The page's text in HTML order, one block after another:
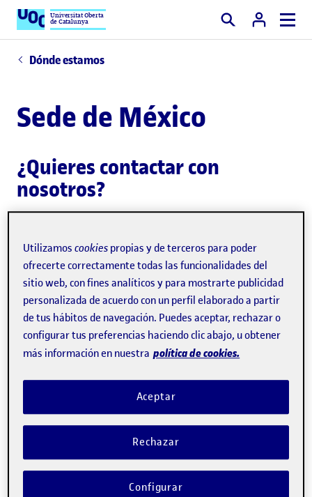
Universitat Oberta
de Catalunya Buscar
Dónde estamos
Sede de México
¿Quieres contactar con
nosotros?
Si eres estudiante UOC, haznos llegar tu consulta al
Servicio de atencióndel Campus.
Utilizamoscookies propias y de terceros para poder
ofrecerte correctamente todas las funcionalidades del
sitio web, con fines analíticos y para mostrarte publicidad
personalizada de acuerdo con un perfil elaborado a partir
de tus hábitos de navegación. Puedes aceptar, rechazar o
configurar tus preferencias haciendo clic abajo, u obtener
más información en nuestra política de cookies.
Rechazar
Aceptar
Configurar